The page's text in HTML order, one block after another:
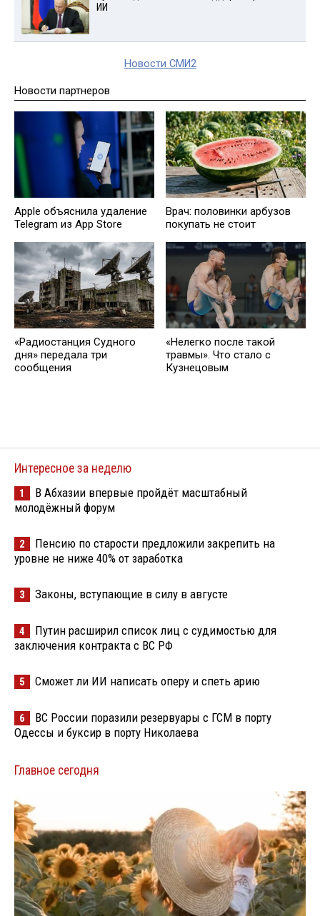
ИИ
Новости СМИ2
Новости партнеров
Apple объяснила удаление
Telegram из App Store
Врач: половинки арбузов
покупать не стоит
«Радиостанция Судного
дня» передала три
сообщения
«Нелегко после такой
травмы». Что стало с
Кузнецовым
Интересное за неделю
1
В Абхазии впервые пройдёт масштабный
молодёжный форум
2
Пенсию по старости предложили закрепить на
уровне не ниже 40% от заработка
3 Законы, вступающие в силу в августе
4
Путин расширил список лиц с судимостью для
заключения контракта с ВС РФ
5 Сможет ли ИИ написать оперу и спеть арию
6
ВС России поразили резервуары с ГСМ в порту
Одессы и буксир в порту Николаева
Главное сегодня